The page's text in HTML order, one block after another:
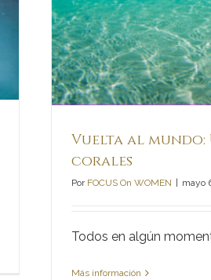
Vuelta al mundo:
corales
Por FOCUS On WOMEN mayo
Todos en algún
Más información